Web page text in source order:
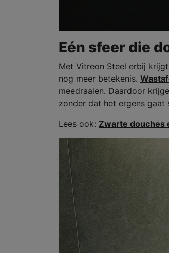
Eén sfeer die
Met Vitreon Steel erbij
nog meer betekenis.
meedraaien. Daardoor
zonder dat het ergens gaat
Lees ook: Zwarte douches